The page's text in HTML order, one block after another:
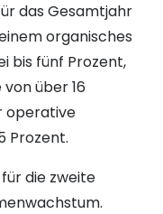
das Gesamtjahr
organisches
bis fünf Prozent,
über 16
operative
Prozent.
die zweite